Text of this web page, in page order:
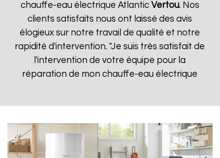
chauffe-eau électrique Atlantic Vertou. Nos
clients satisfaits nous ont laissé des avis
élogieux sur notre travail de qualité et notre
rapidité d'intervention. "Je suis très satisfait de
l'intervention de votre équipe pour la
réparation de mon chauffe-eau électrique